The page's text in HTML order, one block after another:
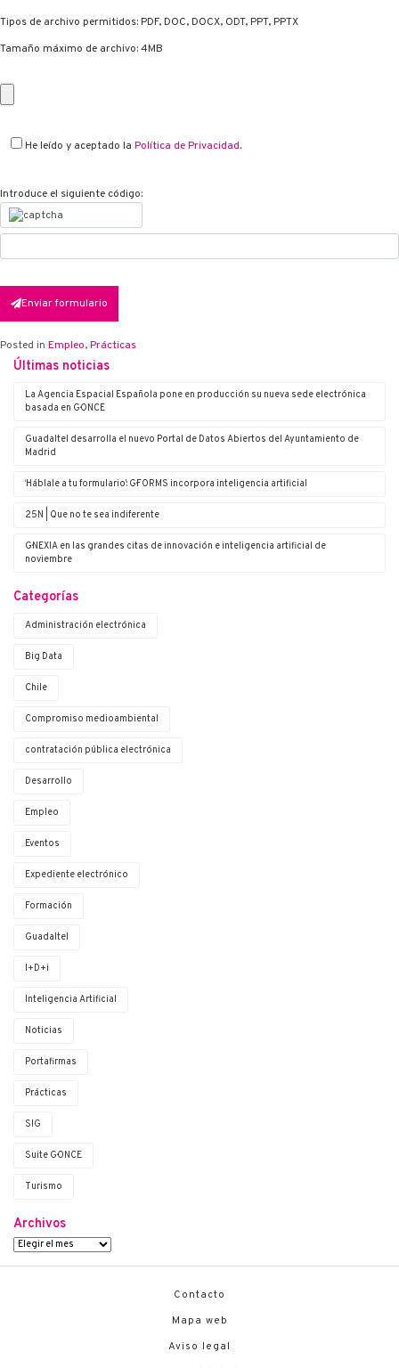
Tipos de archivo permitidos: PDF, DOC, DOCX, ODT, PPT, PPTX
Tamaño máximo de archivo: 4MB
He leído y aceptado la Política de Privacidad.
Introduce el siguiente código:
Enviar formulario
Posted in Empleo,Prácticas
Últimas noticias
La Agencia Espacial Española pone en producción su nueva sede electrónica
basada en G·ONCE
Guadaltel desarrolla el nuevo Portal de Datos Abiertos del Ayuntamiento de
Madrid
‘Háblale a tu formulario’: G·FORMS incorpora inteligencia artificial
25N | Que no te sea indiferente
G·NEXIA en las grandes citas de innovación e inteligencia artificial de
noviembre
Categorías
Administración electrónica
Big Data
Chile
Compromiso medioambiental
contratación pública electrónica
Desarrollo
Empleo
Eventos
Expediente electrónico
Formación
Guadaltel
I+D+i
Inteligencia Artificial
Noticias
Portafirmas
Prácticas
SIG
Suite G·ONCE
Turismo
Archivos
Contacto
Mapa web
Aviso legal